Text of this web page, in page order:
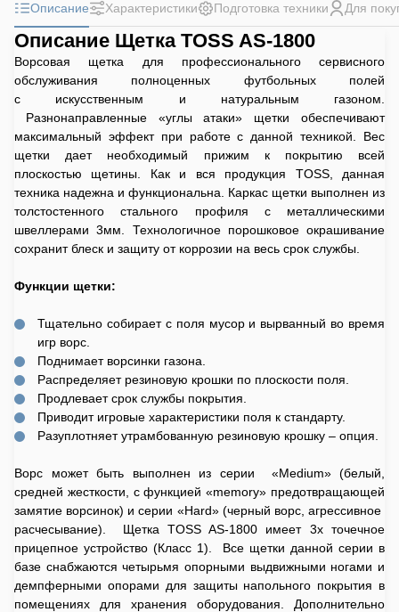
Описание Характеристики Подготовка техники Для
Описание Щетка TOSS AS-1800
Ворсовая щетка для профессионального сервисного
обслуживания полноценных футбольных полей
с искусственным и натуральным газоном.
Разнонаправленные «углы атаки» щетки обеспечивают
максимальный эффект при работе с данной техникой. Вес
щетки дает необходимый прижим к покрытию всей
плоскостью щетины. Как и вся продукция TOSS, данная
техника надежна и функциональна. Каркас щетки выполнен из
толстостенного стального профиля с металлическими
швеллерами 3мм. Технологичное порошковое окрашивание
сохранит блеск и защиту от коррозии на весь срок службы.
Функции щетки:
Тщательно собирает с поля мусор и вырванный во время
игр ворс.
Поднимает ворсинки газона.
Распределяет резиновую крошки по плоскости поля.
Продлевает срок службы покрытия.
Приводит игровые характеристики поля к стандарту.
Разуплотняет утрамбованную резиновую крошку – опция.
Ворс может быть выполнен из серии «Medium» (белый,
средней жесткости, с функцией «memory» предотвращающей
замятие ворсинок) и серии «Hard» (черный ворс, агрессивное
расчесывание). Щетка TOSS AS-1800 имеет 3х точечное
прицепное устройство (Класс 1). Все щетки данной серии в
базе снабжаются четырьмя опорными выдвижными ногами и
демпферными опорами для защиты напольного покрытия в
помещениях для хранения оборудования. Дополнительно